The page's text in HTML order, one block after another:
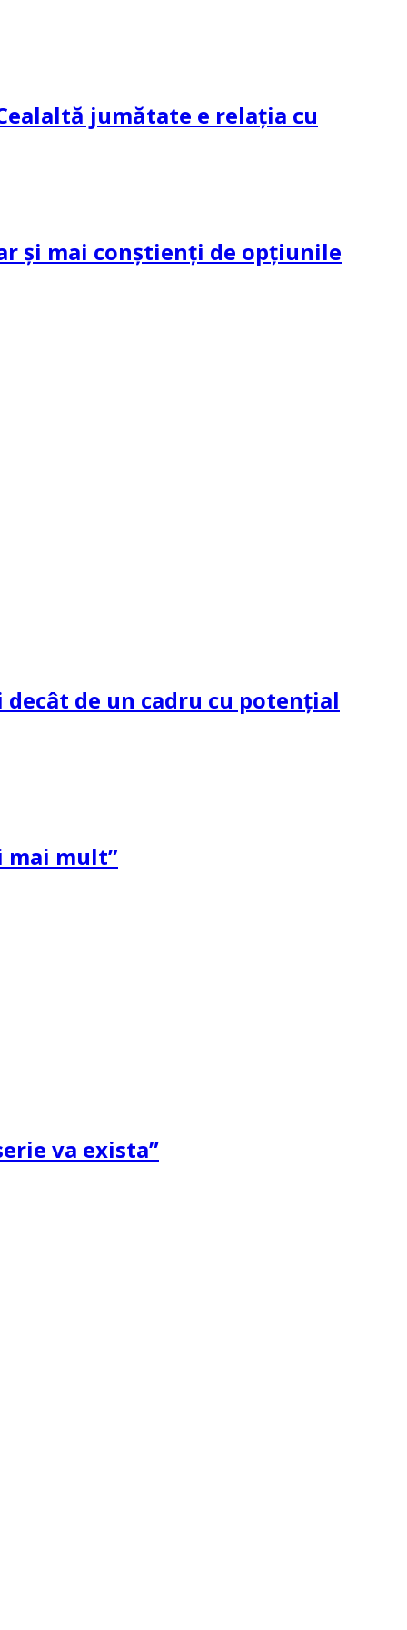
jumătate e relația cu
și mai conștienți de opțiunile
de un cadru cu potenţial
mai mult”
va exista”